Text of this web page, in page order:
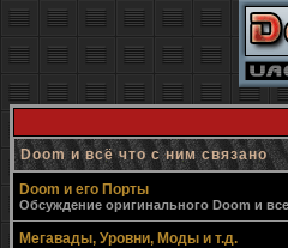
Doom и всё что с ним связано
Doom и его Порты
Обсуждение оригинального Doom и
Мегавады, Уровни, Моды и т.д.